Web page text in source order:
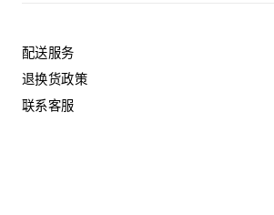
配送服务
退换货政策
联系客服